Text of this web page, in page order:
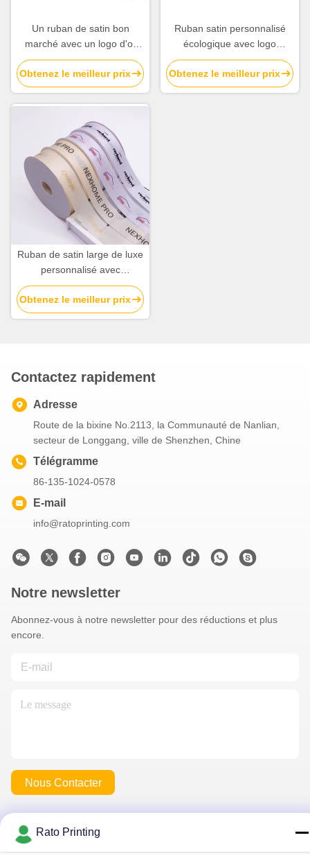
Un ruban de satin bon
marché avec un logo d'or
estampillé à chaud
Obtenez le meilleur prix
Ruban satin personnalisé
écologique avec logo
argenté imprimé Ruban de
marque
Obtenez le meilleur prix
Ruban de satin large de luxe
personnalisé avec
impression de logo pour
l'emballage cadeau et les
événements
Obtenez le meilleur prix
Contactez rapidement
Adresse
Route de la bixine No.2113, la Communauté de Nanlian,
secteur de Longgang, ville de Shenzhen, Chine
Télégramme
86-135-1024-0578
E-mail
info@ratoprinting.com
Notre newsletter
Abonnez-vous à notre newsletter pour des réductions et plus
encore.
Nous Contacter
Politique de confidentialité
Rato Printing